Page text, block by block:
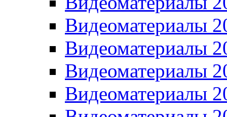
Видеоматериалы
Видеоматериалы
Видеоматериалы
Видеоматериалы